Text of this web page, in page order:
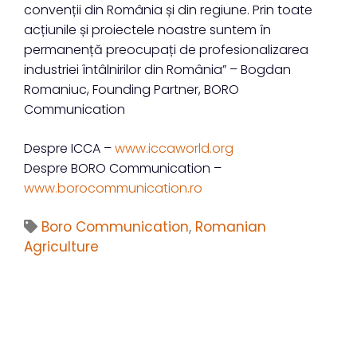
convenții din România și din regiune. Prin toate
acțiunile și proiectele noastre suntem în
permanență preocupați de profesionalizarea
industriei întâlnirilor din România” – Bogdan
Romaniuc, Founding Partner, BORO
Communication
Despre ICCA –www.iccaworld.org
Despre BORO Communication –
www.borocommunication.ro
Boro Communication, Romanian
Agriculture